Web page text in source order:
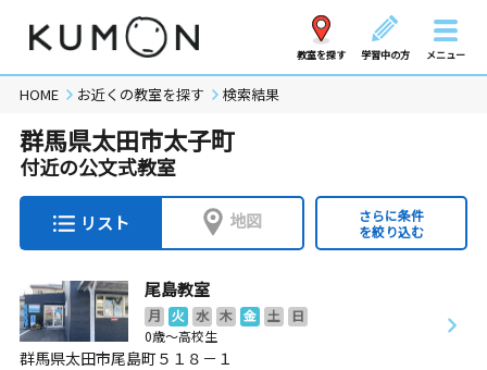
教室を探す 学習中の方 メニュー
HOME お近くの教室を探す 検索結果
群馬県太田市太子町
付近の公文式教室
リスト 地図
さらに条件
を絞り込む
尾島教室
月 火 水 木 金 土
日
0歳～高校生
群馬県太田市尾島町５１８－１